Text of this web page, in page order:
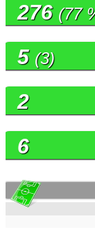
276 (77
5 (3)
2
6